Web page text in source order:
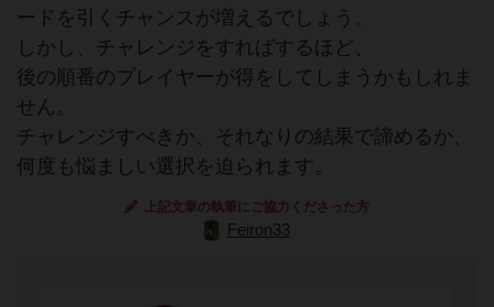
ードを引くチャンスが増えるでしょう。
しかし、チャレンジをすればするほど、
後の順番のプレイヤーが得をしてしまうかもしれま
せん。
チャレンジすべきか、それなりの結果で諦めるか、
何度も悩ましい選択を迫られます。
上記文章の執筆にご協力くださった方
Feiron33